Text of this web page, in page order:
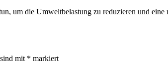
um die Umweltbelastung zu reduzieren und
mit * markiert